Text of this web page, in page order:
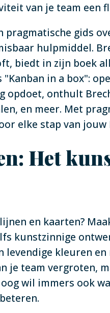
van je team een
pragmatische gids
hulpmiddel.
biedt in zijn boek
in a box":
opdoet, onthult
en meer. Met
elke stap van jouw
Het
en kaarten?
kunstzinnige
kleuren
je team vergroten,
wil immers ook